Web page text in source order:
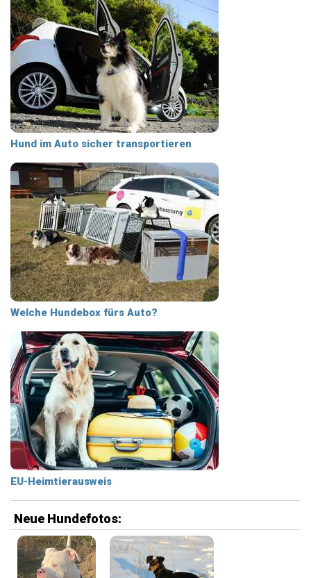
Hund im Auto sicher transportieren
Welche Hundebox fürs Auto?
EU-Heimtierausweis
Neue Hundefotos: